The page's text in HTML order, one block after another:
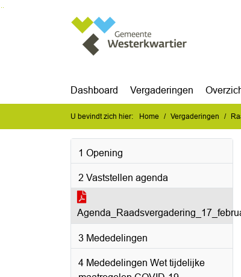
Dashboard Vergaderingen
U bevindt zich hier: Home Vergaderingen
1 Opening
2 Vaststellen agenda
3 Mededelingen
4 Mededelingen Wet tijdelijke